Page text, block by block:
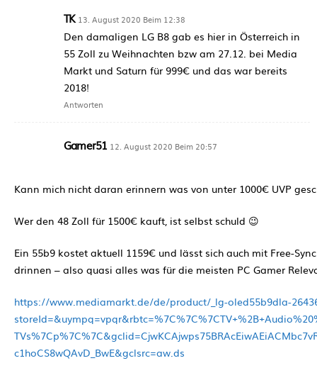
TK 13. August 2020 Beim 12:38
Den damaligen LG B8 gab es hier in Österreich in
55 Zoll zu Weihnachten bzw am 27.12. bei Media
Markt und Saturn für 999€ und das war bereits
2018!
Antworten
Gamer51 12. August 2020 Beim 20:57
Kann mich nicht daran erinnern was von unter 1000€ UVP
Wer den 48 Zoll für 1500€ kauft, ist selbst schuld 😉
Ein 55b9 kostet aktuell 1159€ und lässt sich auch mit Free-
drinnen – also quasi alles was für die meisten PC Gamer
https://www.mediamarkt.de/de/product/_lg-oled55b9dla-
c1hoCS8wQAvD_BwE&gclsrc=aw.ds